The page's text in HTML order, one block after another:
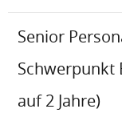
Senior
Schwerpunkt
auf 2 Jahre)